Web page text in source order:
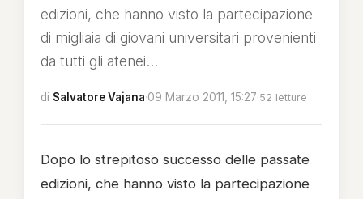
edizioni, che hanno visto la partecipazione
di migliaia di giovani universitari provenienti
da tutti gli atenei...
di Salvatore Vajana·09 Marzo 2011, 15:27·52 letture
Dopo lo strepitoso successo delle passate
edizioni, che hanno visto la partecipazione